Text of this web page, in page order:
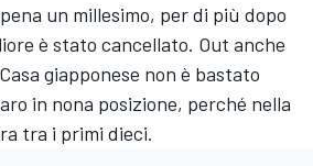
un millesimo, per di più dopo
è stato cancellato. Out anche
giapponese non è bastato
in nona posizione, perché nella
tra i primi dieci.